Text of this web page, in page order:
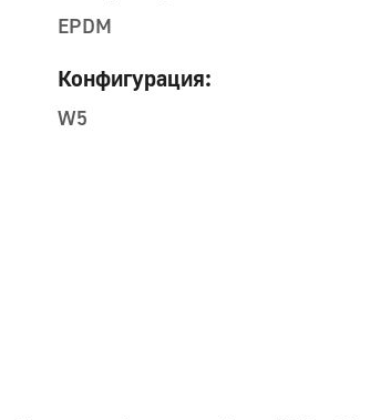
EPDM
Конфигурация:
W5